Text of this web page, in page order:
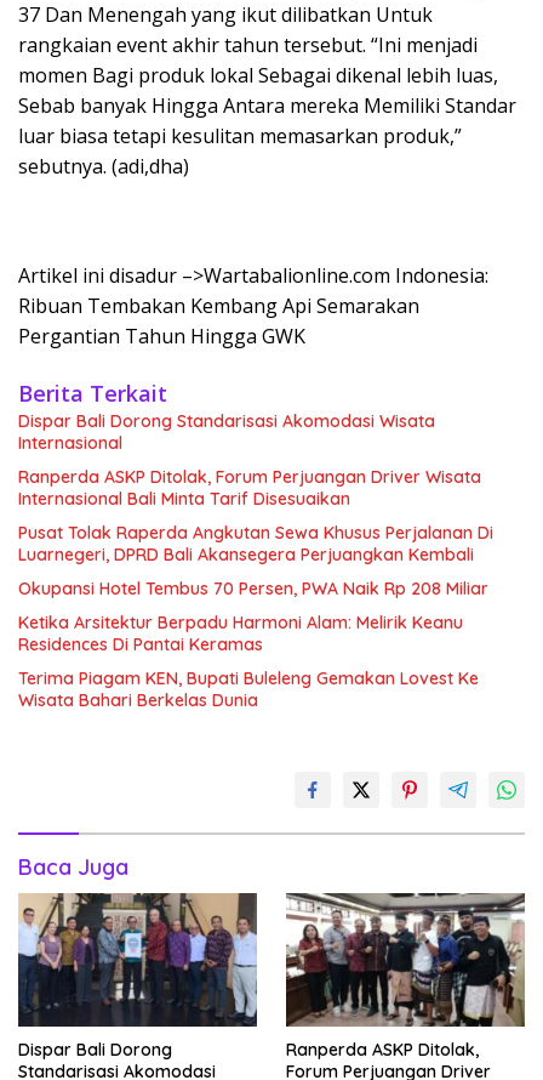
37 Dan Menengah yang ikut dilibatkan Untuk
rangkaian event akhir tahun tersebut. “Ini menjadi
momen Bagi produk lokal Sebagai dikenal lebih luas,
Sebab banyak Hingga Antara mereka Memiliki Standar
luar biasa tetapi kesulitan memasarkan produk,”
sebutnya. (adi,dha)
Artikel ini disadur –>Wartabalionline.com Indonesia:
Ribuan Tembakan Kembang Api Semarakan
Pergantian Tahun Hingga GWK
Berita Terkait
Dispar Bali Dorong Standarisasi Akomodasi Wisata
Internasional
Ranperda ASKP Ditolak, Forum Perjuangan Driver Wisata
Internasional Bali Minta Tarif Disesuaikan
Pusat Tolak Raperda Angkutan Sewa Khusus Perjalanan Di
Luarnegeri, DPRD Bali Akansegera Perjuangkan Kembali
Okupansi Hotel Tembus 70 Persen, PWA Naik Rp 208 Miliar
Ketika Arsitektur Berpadu Harmoni Alam: Melirik Keanu
Residences Di Pantai Keramas
Terima Piagam KEN, Bupati Buleleng Gemakan Lovest Ke
Wisata Bahari Berkelas Dunia
Baca Juga
Dispar Bali Dorong
Standarisasi Akomodasi
Ranperda ASKP Ditolak,
Forum Perjuangan Driver